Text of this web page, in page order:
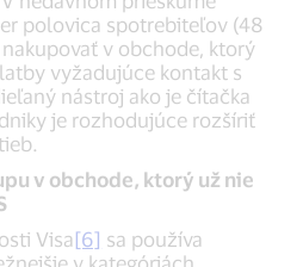
polovica spotrebiteľov (48
v obchode, ktorý
vyžadujúce kontakt s
nástroj ako je čítačka
je rozhodujúce rozšíriť
v obchode, ktorý už nie
Visa[6] sa používa